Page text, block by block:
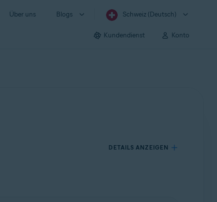
Über uns Blogs Schweiz (Deutsch)
Kundendienst Konto
DETAILS ANZEIGEN